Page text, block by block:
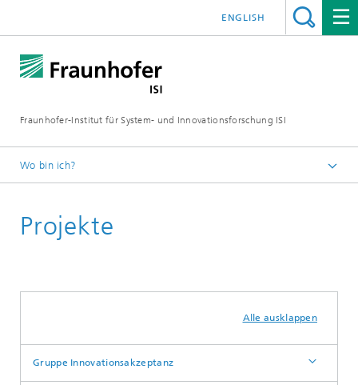
Fraunhofer-Institut für System- und Innovationsforschung ISI
ENGLISH
Wo bin ich?
Abteilungen
Projekte
Alle ausklappen
Gruppe Innovationsakzeptanz